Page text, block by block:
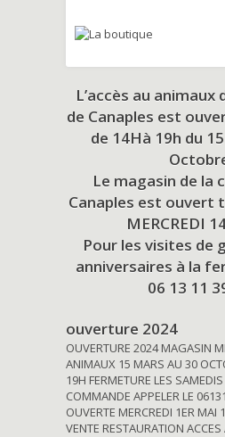
L’accès au animaux
de Canaples est
de 14Hà 19h du
Le magasin de la
Canaples est ouvert
MERCREDI
Pour les visites de
anniversaires à la
06 13 11
ouverture 2024
OUVERTURE 2024 MAGASIN
ANIMAUX 15 MARS AU 30
19H FERMETURE LES
COMMANDE APPELER LE
OUVERTE MERCREDI 1ER MAI
VENTE RESTAURATION